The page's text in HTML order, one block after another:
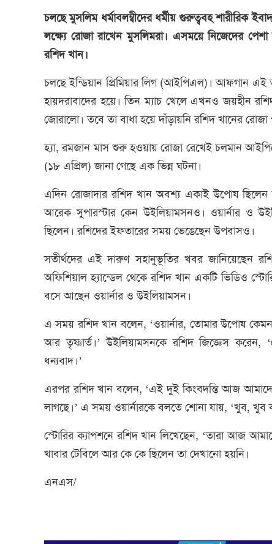
চলছে মুসলিম ধর্মাবলম্বীদের ধর্মীয় গুরুত্ববহ শারীরিক
লক্ষ্যে রোজা রাখেন মুসলিমরা। এসময়ে নিজেদের
রশিদ খান।
চলছে ইন্ডিয়ান প্রিমিয়ার লিগ (আইপিএল)। আফগান এই
হায়দরাবাদের হয়ে। তিন ম্যাচ খেলে এখনও জয়হীন
জোরালো। তবে তা বাধা হয়ে দাঁড়ায়নি রশিদ খানের রোজা
হ্যা, রমজান মাস শুরু হওয়ায় রোজা রেখেই চলমান
(১৮ এপ্রিল) জানা গেছে এক ভিন্ন ঘটনা।
এদিন রোজাদার রশিদ খান অবশ্য একাই উপোষ ছিলেন
আরেক সুপারস্টার কেন উইলিয়ামসনও। ওয়ার্নার ও
ছিলেন। রশিদের ইফতারের সময় ভেঙেছেন উপবাসও।
সতীর্থদের এই দারুণ সহানুভূতির খবর জানিয়েছেন
অফিশিয়াল হ্যান্ডেল থেকে রশিদ খান একটি ভিডিও
বসে আছেন ওয়ার্নার ও উইলিয়ামসন।
এ সময় রশিদ খান বলেন, ‘ওয়ার্নার, তোমার উপোষ
আর তৃষ্ণার্ত।’ উইলিয়ামসনকে রশিদ জিজ্ঞেস
ধন্যবাদ।’
এরপর রশিদ খান বলেন, ‘এই দুই কিংবদন্তি আজ
লাগছে।’ এ সময় ওয়ার্নারকে বলতে শোনা যায়, ‘খুব, খুব
স্টোরির ক্যাপশনে রশিদ খান লিখেছেন, ‘তারা আজ
খাবার টেবিলে আর কে কে ছিলেন তা দেখানো হয়নি।
এনএস/